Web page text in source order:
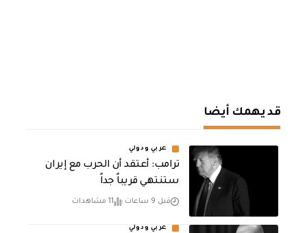
قد يهمك أيضا
عربي ودولي
‏ترامب: أعتقد أن الحرب مع إيران
ستنتهي قريباً جداً
قبل 9 ساعات 11 مشاهدات
عربي ودولي